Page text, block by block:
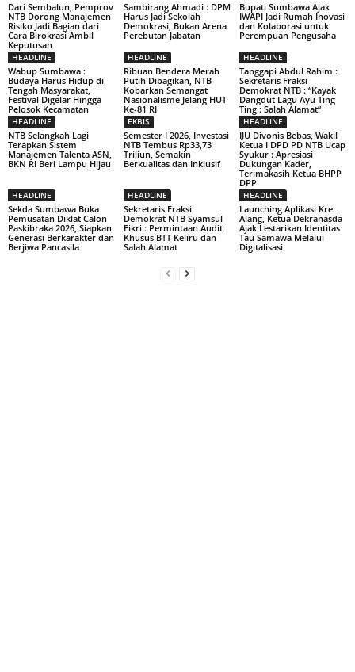
Dari Sembalun, Pemprov
NTB Dorong Manajemen
Risiko Jadi Bagian dari
Cara Birokrasi Ambil
Keputusan
Sambirang Ahmadi : DPM
Harus Jadi Sekolah
Demokrasi, Bukan Arena
Perebutan Jabatan
Bupati Sumbawa Ajak
IWAPI Jadi Rumah Inovasi
dan Kolaborasi untuk
Perempuan Pengusaha
HEADLINE
Wabup Sumbawa :
Budaya Harus Hidup di
Tengah Masyarakat,
Festival Digelar Hingga
Pelosok Kecamatan
HEADLINE
Ribuan Bendera Merah
Putih Dibagikan, NTB
Kobarkan Semangat
Nasionalisme Jelang HUT
Ke-81 RI
HEADLINE
Tanggapi Abdul Rahim :
Sekretaris Fraksi
Demokrat NTB : “Kayak
Dangdut Lagu Ayu Ting
Ting : Salah Alamat”
HEADLINE
NTB Selangkah Lagi
Terapkan Sistem
Manajemen Talenta ASN,
BKN RI Beri Lampu Hijau
EKBIS
Semester I 2026, Investasi
NTB Tembus Rp33,73
Triliun, Semakin
Berkualitas dan Inklusif
HEADLINE
IJU Divonis Bebas, Wakil
Ketua I DPD PD NTB Ucap
Syukur : Apresiasi
Dukungan Kader,
Terimakasih Ketua BHPP
DPP
HEADLINE
Sekda Sumbawa Buka
Pemusatan Diklat Calon
Paskibraka 2026, Siapkan
Generasi Berkarakter dan
Berjiwa Pancasila
HEADLINE
Sekretaris Fraksi
Demokrat NTB Syamsul
Fikri : Permintaan Audit
Khusus BTT Keliru dan
Salah Alamat
HEADLINE
Launching Aplikasi Kre
Alang, Ketua Dekranasda
Ajak Lestarikan Identitas
Tau Samawa Melalui
Digitalisasi